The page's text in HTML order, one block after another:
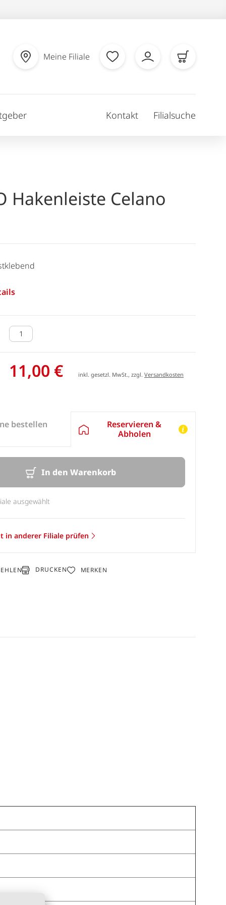
Meine Filiale
Kontakt Filialsuche
Hakenleiste Celano
11,00 € inkl. gesetzl. MwSt., zzgl.Versandkosten
bestellen
Reservieren &
Abholen
In den Warenkorb
ausgewählt
in anderer Filiale prüfen
DRUCKEN MERKEN